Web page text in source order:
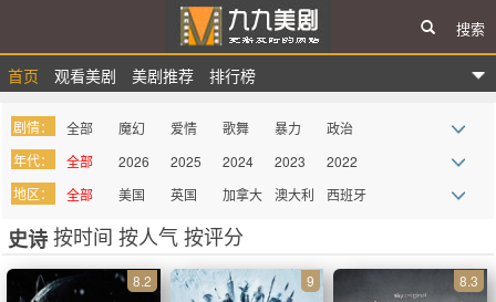
九九美剧
首页 观看美剧 美剧推荐 排行榜
搜索
剧情： 全部 魔幻 爱情 歌舞 暴力 政治
战争 惊悚 悬疑 律政 家庭 真人秀
科幻 青春 都市 迷你剧 谍战 记录
西部 血腥 罪案 综艺
吸血鬼 同性 史诗 古装 历史
年代： 全部 2026 2025 2024 2023 2022
2021 2020 2019 2018 2017 2016
2015 2014 2013 2012
2009 more
地区： 全部 美国 英国 加拿大
澳大利
西班牙
法国 德国 巴西 意大利
其它
史诗按时间 按人气 按评分
8.2 9 8.3